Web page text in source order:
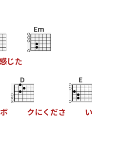
じた
Em
ボ
D
クにく ださ
E
い